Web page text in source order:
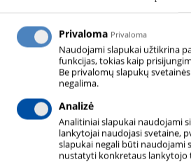
SM
STANDARTINIAI
MIŠINIAI
Privaloma Privaloma
Naudojami slapukai užtikrina
funkcijas, tokias kaip
Be privalomų slapukų
negalima.
Analizė
Analitiniai slapukai naudojami
lankytojai naudojasi svetaine,
slapukai negali būti naudojami
nustatyti konkretaus lankytojo